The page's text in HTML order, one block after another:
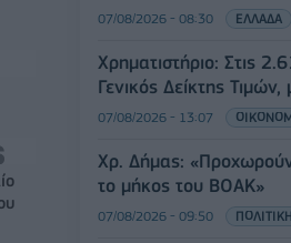
07/08/2026 - 08:30 ΕΛΛΑΔΑ
Χρηματιστήριο: Στις
Γενικός Δείκτης
07/08/2026 - 13:07
Χρ. Δήμας:
το μήκος του ΒΟΑΚ»
07/08/2026 - 09:50 ΠΟΛΙΤΙΚΗ